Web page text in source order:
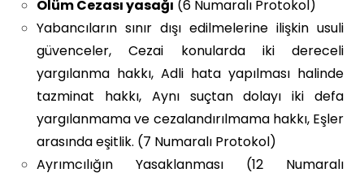
Ölüm Cezası yasağı (6 Numaralı Protokol)
Yabancıların sınır dışı edilmelerine ilişkin usuli
güvenceler, Cezai konularda iki dereceli
yargılanma hakkı, Adli hata yapılması halinde
tazminat hakkı, Aynı suçtan dolayı iki defa
yargılanmama ve cezalandırılmama hakkı, Eşler
arasında eşitlik. (7 Numaralı Protokol)
Ayrımcılığın Yasaklanması (12 Numaralı